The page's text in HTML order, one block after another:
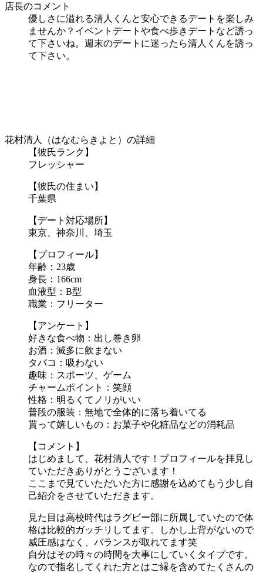
店長のコメント
優しさに溢れる清人くんと安心できるデートを楽しみ
ませんか？イベントデートや食べ歩きデートなど誘っ
て下さいね。週末のデートに迷ったら清人くんを誘っ
て下さい。
花村清人（はなむらきよと）の詳細
【彼氏ランク】
フレッシャー
【彼氏の住まい】
千葉県
【デート対応場所】
東京、神奈川、埼玉
【プロフィール】
年齢：23歳
身長：166cm
血液型：B型
職業：フリーター
【アンケート】
好きな食べ物：出し巻き卵
お酒：滅多に飲まない
タバコ：吸わない
趣味：スポーツ、ゲーム
チャームポイント：笑顔
性格：明るくてノリがいい
普段の服装：無地で全体的に落ち着いてる
貰って嬉しいもの：お菓子や化粧品などの消耗品
【コメント】
はじめまして、花村清人です！プロフィールを拝見し
ていただきありがとうございます！
ここまで見ていただいた方に感謝を込めてもう少し自
己紹介をさせていただきます。
見た目は高校時代はラグビー部に所属していたので体
格は比較的ガッチリしてます。しかし上背がないので
威圧感はなく、バランスが取れてます笑
自分はその時々の時間を大事にしていくタイプです。
なので指名してくれた方とはご縁を含めてたくさんの